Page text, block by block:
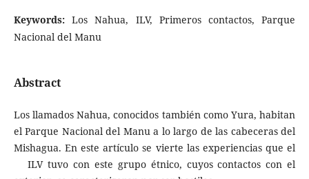
Keywords:Los Nahua, ILV, Primeros contactos, Parque
Nacional del Manu
Abstract
Los llamados Nahua, conocidos también como Yura, habitan
el Parque Nacional del Manu a lo largo de las cabeceras del
Mishagua. En este artículo se vierte las experiencias que el
ILV tuvo con este grupo étnico, cuyos contactos con el